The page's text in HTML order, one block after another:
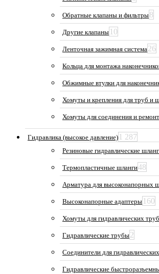
Обратные клапаны и фильтры8
Другие клапаны 10
Ленточная зажимная система26
Кольца для монтажа
Обжимные втулки для
Хомуты и крепления для труб и
Хомуты для соединения и
Гидравлика (высокое давление) 1 287
Резиновые гидравлические
Термопластичные шланги48
Арматура для высоконапорных
Высоконапорные адаптеры 160
Хомуты для гидравлических труб
Гидравлические трубы2
Соединители для
Гидравлические